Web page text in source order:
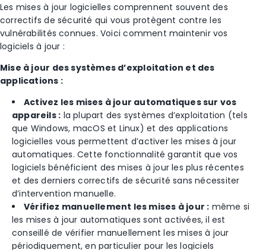
Les mises à jour logicielles comprennent souvent des
correctifs de sécurité qui vous protègent contre les
vulnérabilités connues. Voici comment maintenir vos
logiciels à jour :
Mise à jour des systèmes d’exploitation et des
applications :
Activez les mises à jour automatiques sur vos
appareils : la plupart des systèmes d’exploitation (tels
que Windows, macOS et Linux) et des applications
logicielles vous permettent d’activer les mises à jour
automatiques. Cette fonctionnalité garantit que vos
logiciels bénéficient des mises à jour les plus récentes
et des derniers correctifs de sécurité sans nécessiter
d’intervention manuelle.
Vérifiez manuellement les mises à jour : même si
les mises à jour automatiques sont activées, il est
conseillé de vérifier manuellement les mises à jour
périodiquement, en particulier pour les logiciels